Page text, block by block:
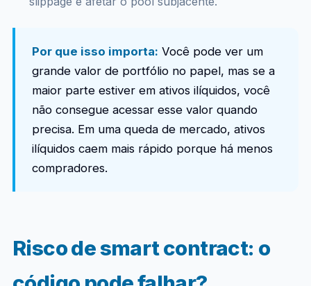
Por que isso importa: Você pode ver um
grande valor de portfólio no papel, mas se a
maior parte estiver em ativos ilíquidos, você
não consegue acessar esse valor quando
precisa. Em uma queda de mercado, ativos
ilíquidos caem mais rápido porque há menos
compradores.
Risco de smart contract: o